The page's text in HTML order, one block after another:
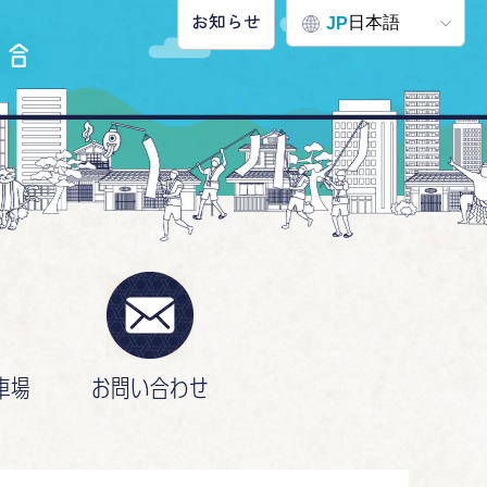
場 お問い合わせ
お知らせ JP 日本語